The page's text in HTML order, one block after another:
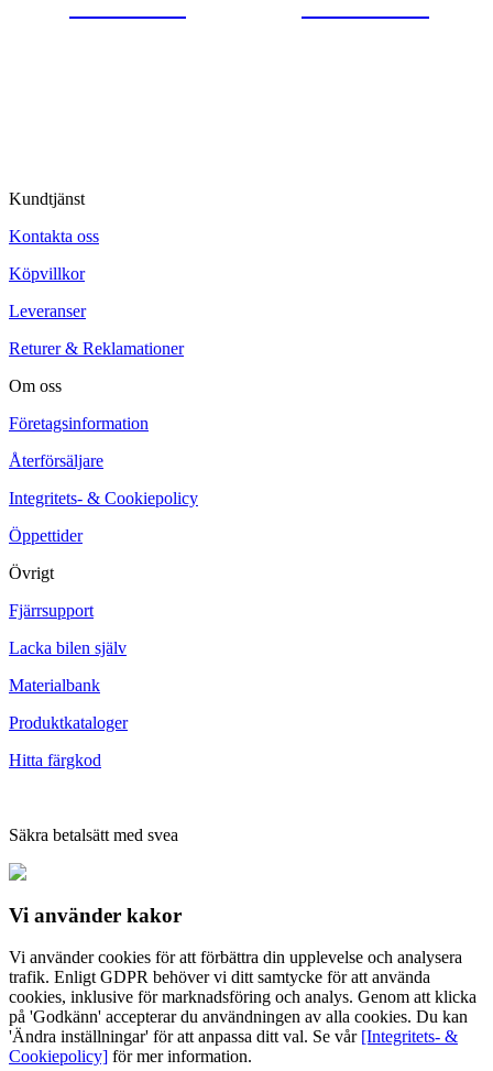
Kundtjänst
Kontakta oss
Köpvillkor
Leveranser
Returer & Reklamationer
Om oss
Företagsinformation
Återförsäljare
Integritets- & Cookiepolicy
Öppettider
Övrigt
Fjärrsupport
Lacka bilen själv
Materialbank
Produktkataloger
Hitta färgkod
Säkra betalsätt med svea
Vi använder kakor
Vi använder cookies för att förbättra din upplevelse och analysera
trafik. Enligt GDPR behöver vi ditt samtycke för att använda
cookies, inklusive för marknadsföring och analys. Genom att klicka
på 'Godkänn' accepterar du användningen av alla cookies. Du kan
'Ändra inställningar' för att anpassa ditt val. Se vår [Integritets- &
Cookiepolicy] för mer information.